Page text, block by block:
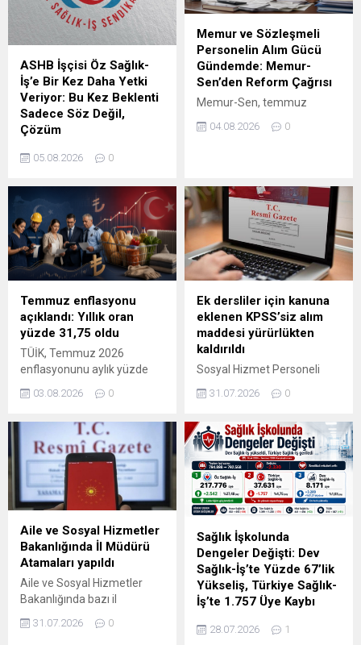
ASHB İşçisi Öz Sağlık-
İş’e Bir Kez Daha Yetki
Veriyor: Bu Kez Beklenti
Sadece Söz Değil,
Çözüm
Bakanlığı bünyesinde
2027-2028 dönemi toplu iş
sözleşmesi öncesinde yetki
yarışı şekillenmeye başladı.
Öz Sağlık-İş Sendikası
tarafından teşkilat
yöneticilerine ve üyelere
gönderildiği anlaşılan
mesajda, yeni dönem toplu
iş sözleşmesi için gerekli
çoğunluğun bir kez daha
sağlandığı ve sendikanın
toplu iş sözleşmesi
masasına oturmaya hak...
05.08.2026 0
Memur ve Sözleşmeli
Personelin Alım Gücü
Gündemde: Memur-
Sen’den Reform Çağrısı
Memur-Sen, temmuz
4/A ve 4/B personelin alım
istedi.
04.08.2026 0
Temmuz enflasyonu
açıklandı: Yıllık oran
yüzde 31,75 oldu
TÜİK, Temmuz 2026
enflasyonunu aylık yüzde
1,78, yıllık yüzde 31,75
olarak açıkladı. Ağustos ayı
03.08.2026 0
Ek dersliler için kanuna
eklenen KPSS’siz alım
maddesi yürürlükten
kaldırıldı
Sosyal Hizmet Personeli
Alımında Mülakat Hükmü
Kaldırıldı Aile ve Sosyal
sözleşmeli sosyal hizmet
personeli alımlarına ilişkin
önemli bir değişiklik yapıldı.
31 Temmuz 2026 tarihli
Resmî Gazete’de
yayımlanan düzenlemeyle,
ek derslilerin KPSS olmadan,
sosyal hizmet personeli
kadrolarına atanmasına
dair Bakanlıkça yapılacak
yazılı ve/veya sözlü sınav
sonucuna göre
gerçekleştirilmesini
31.07.2026 0
Aile ve Sosyal Hizmetler
Bakanlığında İl Müdürü
Atamaları yapıldı
Aile ve Sosyal Hizmetler
Bakanlığında bazı il
alınırken, Karaman, Aksaray,
31.07.2026 0
Sağlık İşkolunda
Dengeler Değişti: Dev
Sağlık-İş’te Yüzde 67’lik
Yükseliş, Türkiye Sağlık-
İş’te 1.757 Üye Kaybı
Bakanlığı tarafından
28.07.2026 1